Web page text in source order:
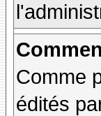
Comme
édités